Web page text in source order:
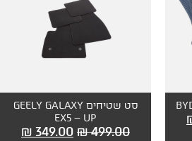
סט שטיחים GEELY GALAXY
EX5 – UP
349.00
₪